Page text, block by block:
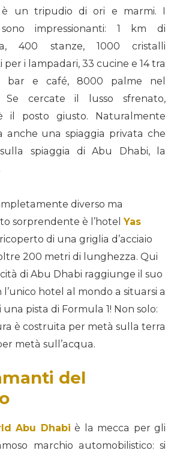
è un tripudio di ori e marmi. I
impressionanti: 1 km di
400 stanze, 1000 cristalli
per i lampadari, 33 cucine e 14 tra
bar e café, 8000 palme nel
Se cercate il lusso sfrenato,
il posto giusto. Naturalmente
anche una spiaggia privata che
spiaggia di Abu Dhabi, la
diverso ma
sorprendente è l’hotelYas
di una griglia d’acciaio
200 metri di lunghezza. Qui
di Abu Dhabi raggiunge il suo
l’unico hotel al mondo a situarsi a
pista di Formula 1! Non solo:
è costruita per metà sulla terra
metà sull’acqua.
del
Abu Dhabi è la mecca per gli
marchio automobilistico: si